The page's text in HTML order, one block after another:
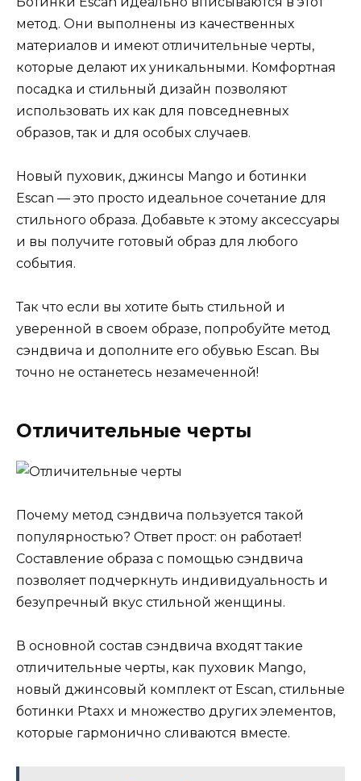
метод. Они выполнены из качественных
материалов и имеют отличительные черты,
которые делают их уникальными. Комфортная
посадка и стильный дизайн позволяют
использовать их как для повседневных
образов, так и для особых случаев.
Новый пуховик, джинсы Mango и ботинки
Escan — это просто идеальное сочетание для
стильного образа. Добавьте к этому аксессуары
и вы получите готовый образ для любого
события.
Так что если вы хотите быть стильной и
уверенной в своем образе, попробуйте метод
сэндвича и дополните его обувью Escan. Вы
точно не останетесь незамеченной!
Отличительные черты
Почему метод сэндвича пользуется такой
популярностью? Ответ прост: он работает!
Составление образа с помощью сэндвича
позволяет подчеркнуть индивидуальность и
безупречный вкус стильной женщины.
В основной состав сэндвича входят такие
отличительные черты, как пуховик Mango,
новый джинсовый комплект от Escan, стильные
ботинки Ptaxx и множество других элементов,
которые гармонично сливаются вместе.